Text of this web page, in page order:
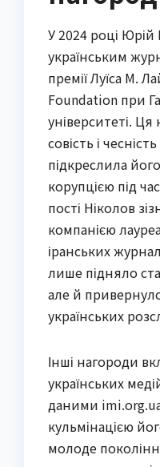
У 2024 році
українським
премії Луїса М.
Foundation при
університеті.
совість і
підкреслила
корупцією під
пості Ніколов
компанією
іранських
лише підняло
але й
українських
Інші нагороди
українських
даними
кульмінацією
молоде